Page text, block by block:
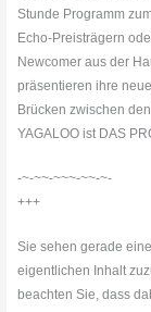
Stunde Programm
Echo-Preisträgern
Newcomer aus der
präsentieren ihre
Brücken zwischen
YAGALOO ist DAS
-~-~~-~~~-~~-~-
+++
Sie sehen gerade
eigentlichen Inhalt
beachten Sie, dass